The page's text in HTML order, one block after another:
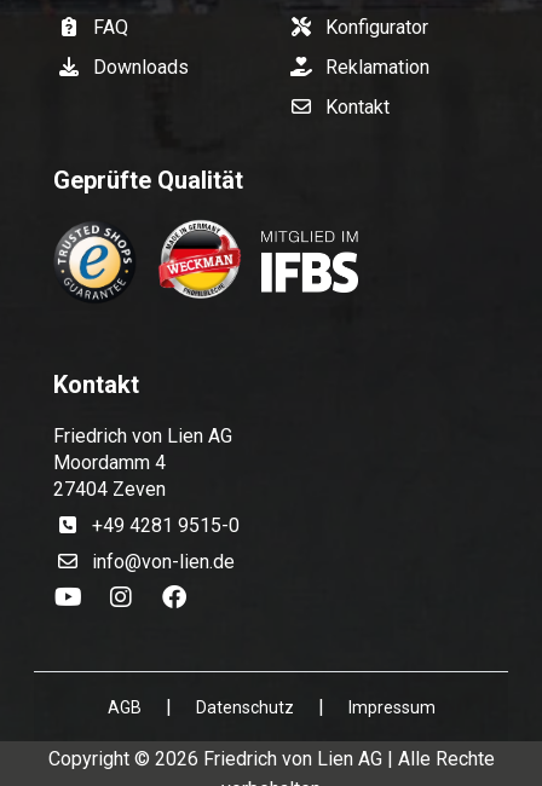
FAQ
Downloads
Konfigurator
Reklamation
Kontakt
Geprüfte Qualität
Kontakt
Friedrich von Lien AG
Moordamm 4
27404 Zeven
+49 4281 9515-0
info@von-lien.de
AGB | Datenschutz | Impressum
Copyright © 2026 Friedrich von Lien AG | Alle Rechte